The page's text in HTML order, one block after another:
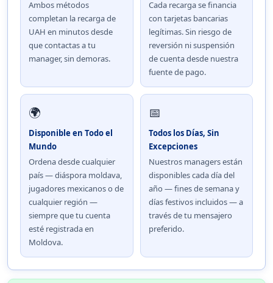
Ambos métodos
completan la recarga de
UAH en minutos desde
que contactas a tu
manager, sin demoras.
Cada recarga se financia
con tarjetas bancarias
legítimas. Sin riesgo de
reversión ni suspensión
de cuenta desde nuestra
fuente de pago.
🌍
Disponible en Todo el
Mundo
Ordena desde cualquier
país — diáspora moldava,
jugadores mexicanos o de
cualquier región —
siempre que tu cuenta
esté registrada en
Moldova.
📅
Todos los Días, Sin
Excepciones
Nuestros managers están
disponibles cada día del
año — fines de semana y
días festivos incluidos — a
través de tu mensajero
preferido.